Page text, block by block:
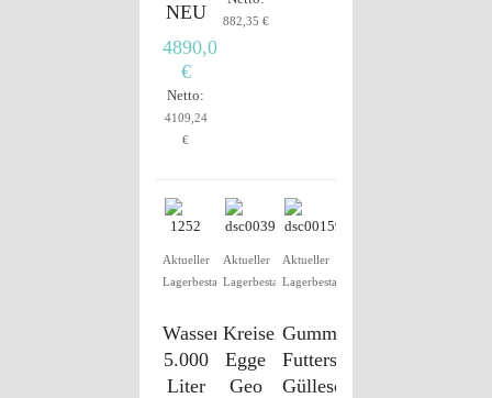
NEU
4890,00
€
Netto:
4109,24
€
882,35 €
Aktueller
Lagerbestand
Wasserfass
5.000
Liter
Aktueller
Lagerbestand
Kreiselegge,
Egge
Geo
Aktueller
Lagerbestand
Gummischieber,
Futterschieber,
Gülleschieber,